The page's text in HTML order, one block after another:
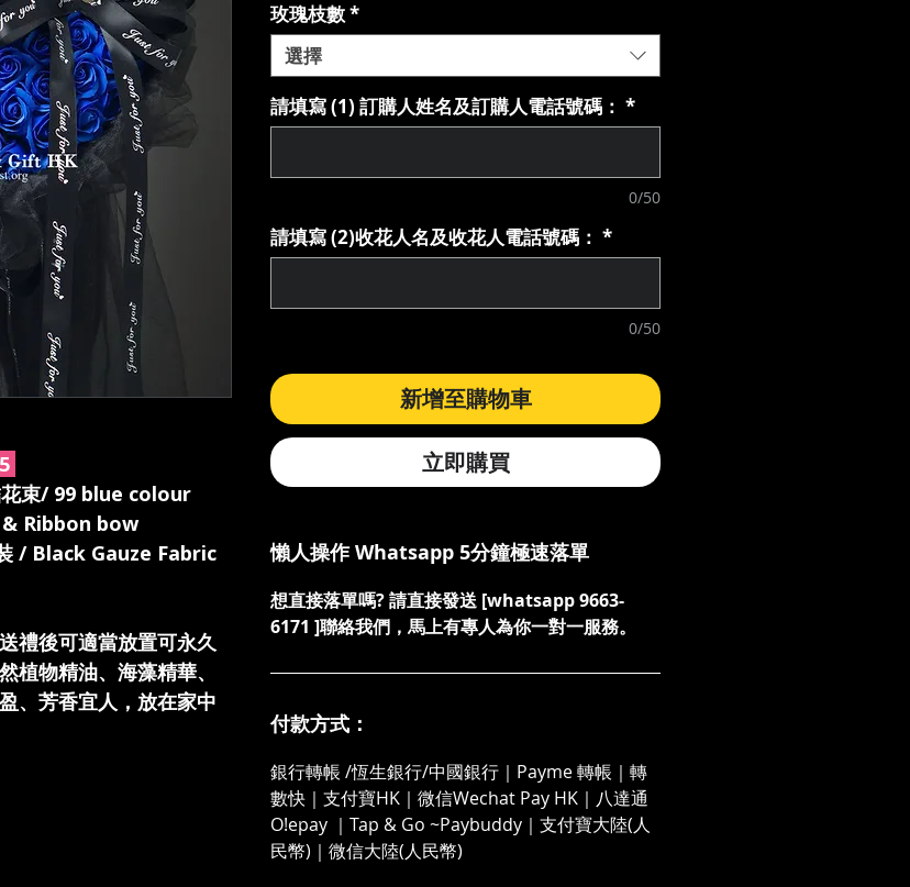
花束/ 99 blue colour
Ribbon bow
/ Black Gauze Fabric
禮後可適當放置可永久
植物精油、海藻精華、
、芳香宜人，放在家中
價
格
價
格
玫瑰枝數*
選擇
請填寫 (1) 訂購人姓名及訂購人電話號碼： *
0/50
請填寫 (2)收花人名及收花人電話號碼： *
0/50
新增至購物車
立即購買
懶人操作 Whatsapp 5分鐘極速落單
想直接落單嗎? 請直接發送 [whatsapp 9663-
6171 ]聯絡我們，馬上有專人為你一對一服務。
付款方式：
銀行轉帳 /恆生銀行/中國銀行｜Payme 轉帳｜轉
數快｜支付寶HK｜微信Wechat Pay HK｜八達通
O!epay ｜Tap & Go ~Paybuddy｜支付寶大陸(人
民幣)｜微信大陸(人民幣)